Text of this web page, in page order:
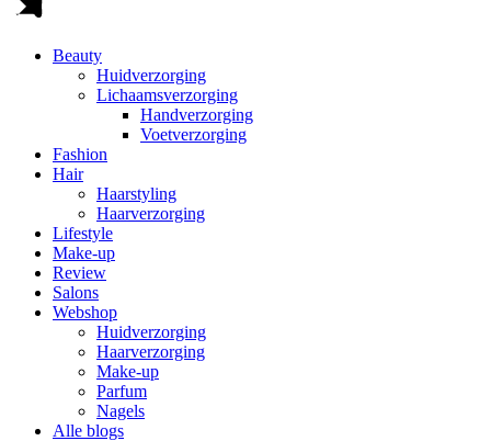
Beauty
Huidverzorging
Lichaamsverzorging
Handverzorging
Voetverzorging
Fashion
Hair
Haarstyling
Haarverzorging
Lifestyle
Make-up
Review
Salons
Webshop
Huidverzorging
Haarverzorging
Make-up
Parfum
Nagels
Alle blogs